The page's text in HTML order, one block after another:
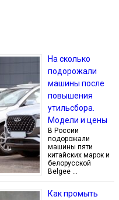
На сколько
подорожали
машины после
повышения
утильсбора.
Модели и цены
В России
подорожали
машины пяти
китайских марок и
белорусской
Belgee …
Как промыть